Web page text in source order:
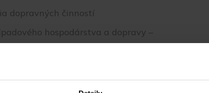
dopravných činností
hospodárstva a dopravy –